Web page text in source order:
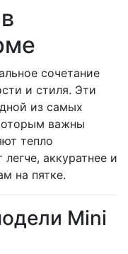
сочетание
и стиля. Эти
из самых
важны
тепло
легче, аккуратнее и
на пятке.
Mini